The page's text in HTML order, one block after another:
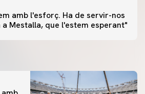
amb l'esforç. Ha de servir-nos
Mestalla, que l'estem esperant"